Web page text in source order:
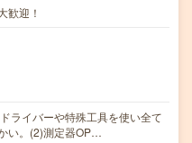
歓迎！
ライバーや特殊工具を使い全て
い。(2)測定器OP…